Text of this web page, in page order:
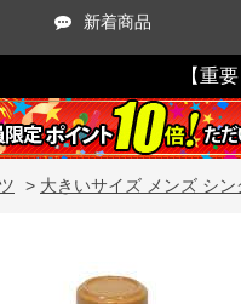
新着商品
【重
> 大きいサイズ メンズ シ